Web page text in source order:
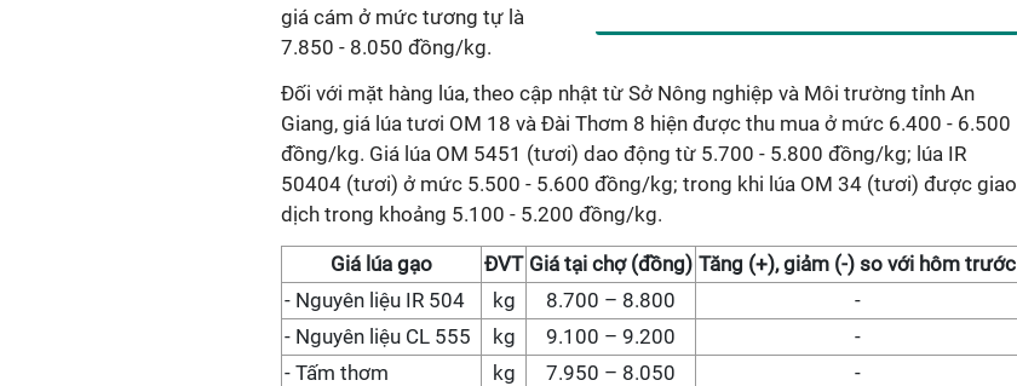
giá cám ở mức tương tự là
7.850 - 8.050 đồng/kg.
Đối với mặt hàng lúa, theo cập nhật từ Sở Nông nghiệp và Môi trường tỉnh An
Giang, giá lúa tươi OM 18 và Đài Thơm 8 hiện được thu mua ở mức 6.400 - 6.500
đồng/kg. Giá lúa OM 5451 (tươi) dao động từ 5.700 - 5.800 đồng/kg; lúa IR
50404 (tươi) ở mức 5.500 - 5.600 đồng/kg; trong khi lúa OM 34 (tươi) được giao
dịch trong khoảng 5.100 - 5.200 đồng/kg.
Giá lúa gạo ĐVT Giá tại chợ(đồng) Tăng (+), giảm (-) so với hôm trước
- Nguyên liệu IR 504 kg 8.700 – 8.800
-
- Nguyên liệu CL 555 kg 9.100 – 9.200
-
- Tấm thơm
kg 7.950 – 8.050
-